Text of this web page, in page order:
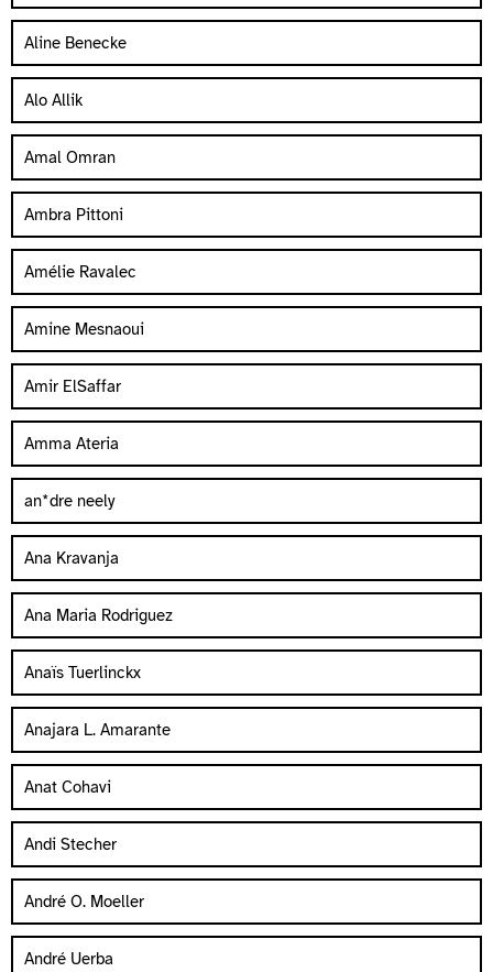
Aline Benecke
Alo Allik
Amal Omran
Ambra Pittoni
Amélie Ravalec
Amine Mesnaoui
Amir ElSaffar
Amma Ateria
an*dre neely
Ana Kravanja
Ana Maria Rodriguez
Anaïs Tuerlinckx
Anajara L. Amarante
Anat Cohavi
Andi Stecher
André O. Moeller
André Uerba